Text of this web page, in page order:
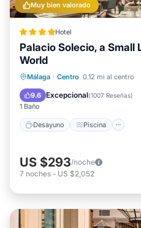
Muy bien valorado
Hotel
Palacio Solecio, a Small
World
Málaga · Centro 0.12 mi al centro
9.6 Excepcional(1007 Reseñas)
1 Baño
Desayuno Piscina
Desayuno Piscina
Cocina
US $293/noche
7 noches - US $2,052